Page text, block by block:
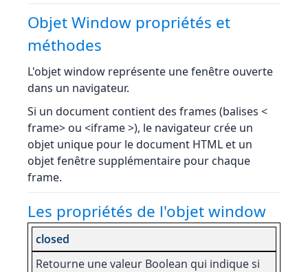
Objet Window propriétés et
méthodes
L'objet window représente une fenêtre ouverte
dans un navigateur.
Si un document contient des frames (balises <
frame> ou <iframe >), le navigateur crée un
objet unique pour le document HTML et un
objet fenêtre supplémentaire pour chaque
frame.
Les propriétés de l'objet window
closed
Retourne une valeur Boolean qui indique si